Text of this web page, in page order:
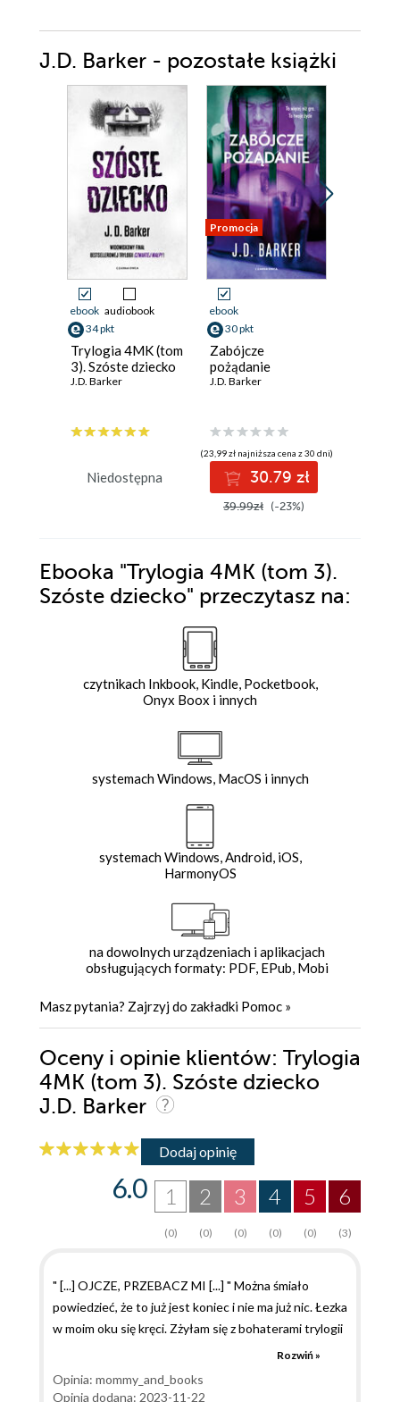
J.D. Barker - pozostałe książki
ebook audiobook
34 pkt
Trylogia 4MK (tom
3). Szóste dziecko
J.D. Barker
Niedostępna
Promocja
ebook
30 pkt
Zabójcze
pożądanie
J.D. Barker
(23,99 zł najniższa cena z 30 dni)
30.79 zł
39.99zł (-23%)
Ebooka "Trylogia 4MK (tom 3).
Szóste dziecko" przeczytasz na:
czytnikach Inkbook, Kindle, Pocketbook,
Onyx Boox i innych
systemach Windows, MacOS i innych
systemach Windows, Android, iOS,
HarmonyOS
na dowolnych urządzeniach i aplikacjach
obsługujących formaty: PDF, EPub, Mobi
Masz pytania? Zajrzyj do zakładki Pomoc »
Oceny i opinie klientów: Trylogia
4MK (tom 3). Szóste dziecko
J.D. Barker
Dodaj opinię
6
(3)
5
(0)
4
(0)
3
(0)
2
(0)
1
(0)
6.0
" [...] OJCZE, PRZEBACZ MI [...] " Można śmiało
powiedzieć, że to już jest koniec i nie ma już nic. Łezka
w moim oku się kręci. Zżyłam się z bohaterami trylogii
#4MK. I ciężko będzie teraz ich tak zostawić. Smutno
mrocznych i trzymających w napięciu thrillerów. To,
Rozwiń »
Opinia: mommy_and_books
Opinia dodana: 2023-11-22